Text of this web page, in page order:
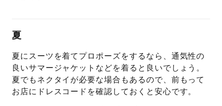
夏
夏にスーツを着てプロポーズをするなら、通気性の
良いサマージャケットなどを着ると良いでしょう。
夏でもネクタイが必要な場合もあるので、前もって
お店にドレスコードを確認しておくと安心です。